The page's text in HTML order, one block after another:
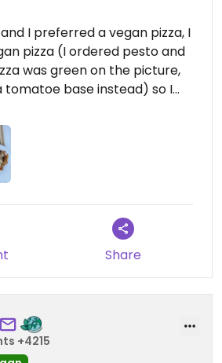
I preferred a vegan pizza, I
pizza (I ordered pesto and
was green on the picture,
tomatoe base instead) so I
and we was only making
at least sorry once. If I
preferrred the much cheaper
they do offer quiet a lot of
review on 2024-07-14
Share
+4215